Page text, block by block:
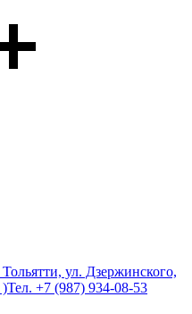
ул. Дзержинского,
)Тел. +7 (987) 934-08-53